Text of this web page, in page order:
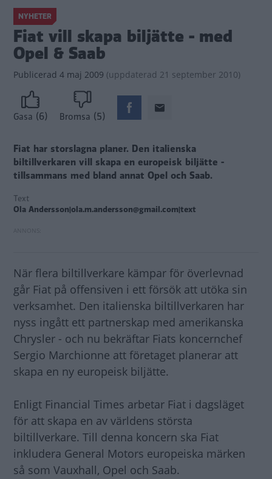
NYHETER
Fiat vill skapa biljätte - med
Opel & Saab
Publicerad 4 maj 2009 (uppdaterad 21 september 2010)
Gasa (6) Bromsa (5)
Fiat har storslagna planer. Den italienska
biltillverkaren vill skapa en europeisk biljätte -
tillsammans med bland annat Opel och Saab.
Text
Ola Andersson|ola.m.andersson@gmail.com|text
När flera biltillverkare kämpar för överlevnad
går Fiat på offensiven i ett försök att utöka sin
verksamhet. Den italienska biltillverkaren har
nyss ingått ett partnerskap med amerikanska
Chrysler - och nu bekräftar Fiats koncernchef
Sergio Marchionne att företaget planerar att
skapa en ny europeisk biljätte.
Enligt Financial Times arbetar Fiat i dagsläget
för att skapa en av världens största
biltillverkare. Till denna koncern ska Fiat
inkludera General Motors europeiska märken
så som Vauxhall, Opel och Saab.